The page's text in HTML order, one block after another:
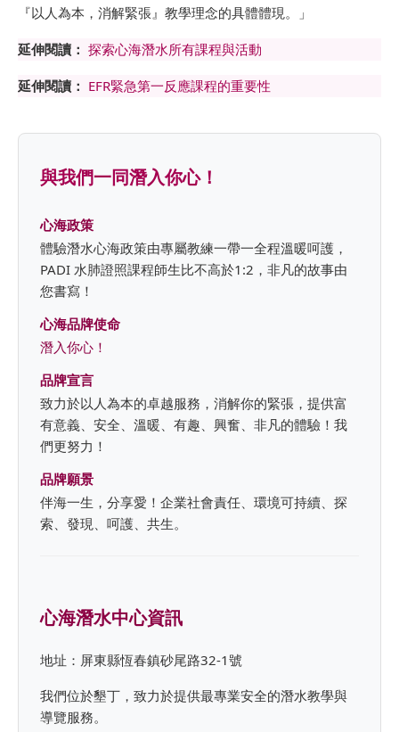
『以人為本，消解緊張』教學理念的具體體現。」
延伸閱讀： 探索心海潛水所有課程與活動
延伸閱讀： EFR緊急第一反應課程的重要性
與我們一同潛入你心！
心海政策
體驗潛水心海政策由專屬教練一帶一全程溫暖呵護，
PADI 水肺證照課程師生比不高於1:2，非凡的故事由
您書寫！
心海品牌使命
潛入你心！
品牌宣言
致力於以人為本的卓越服務，消解你的緊張，提供富
有意義、安全、溫暖、有趣、興奮、非凡的體驗！我
們更努力！
品牌願景
伴海一生，分享愛！企業社會責任、環境可持續、探
索、發現、呵護、共生。
心海潛水中心資訊
地址：屏東縣恆春鎮砂尾路32-1號
我們位於墾丁，致力於提供最專業安全的潛水教學與
導覽服務。